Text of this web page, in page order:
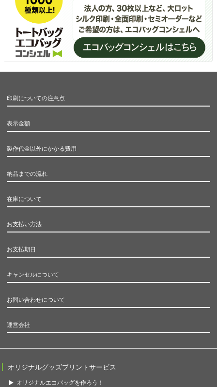
印刷についての注意点
表示金額
製作代金以外にかかる費用
納品までの流れ
在庫について
お支払い方法
お支払期日
キャンセルについて
お問い合わせについて
運営会社
オリジナルグッズプリントサービス
オリジナルエコバッグを作ろう！